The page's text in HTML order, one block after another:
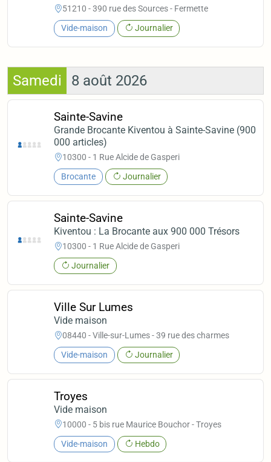
51210 - 390 rue des Sources - Fermette
Vide-maison Journalier
Samedi 8 août 2026
Sainte-Savine
Grande Brocante Kiventou à Sainte-Savine (900
000 articles)
10300 - 1 Rue Alcide de Gasperi
Brocante Journalier
Sainte-Savine
Kiventou : La Brocante aux 900 000 Trésors
10300 - 1 Rue Alcide de Gasperi
Journalier
Ville Sur Lumes
Vide maison
08440 - Ville-sur-Lumes - 39 rue des charmes
Vide-maison Journalier
Troyes
Vide maison
10000 - 5 bis rue Maurice Bouchor - Troyes
Vide-maison Hebdo